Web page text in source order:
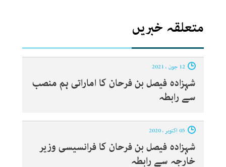
متعلقہ خبریں
شہزادہ فیصل بن فرحان کا اماراتی ہم منصب
سے رابطہ
شہزادہ فیصل بن فرحان کا فرانسیسی وزیر
خارجہ سے رابطہ